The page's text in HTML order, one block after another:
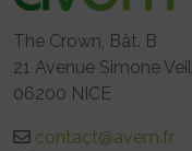
The Crown, Bât. B
21 Avenue Simone Veil
06200 NICE
contact@avem.fr